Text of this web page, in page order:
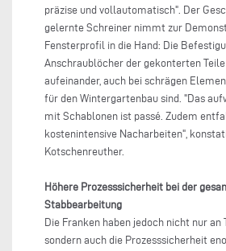
präzise und vollautomatisch". Der
gelernte Schreiner nimmt zur
Fensterprofil in die Hand: Die
Anschraublöcher der gekonterten
aufeinander, auch bei schrägen
für den Wintergartenbau sind. "Das
mit Schablonen ist passé. Zudem
kostenintensive Nacharbeiten",
Kotschenreuther.
Höhere Prozesssicherheit bei der
Stabbearbeitung
Die Franken haben jedoch nicht nur an
sondern auch die Prozesssicherheit